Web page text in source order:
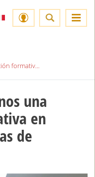
formativ...
una
en
de